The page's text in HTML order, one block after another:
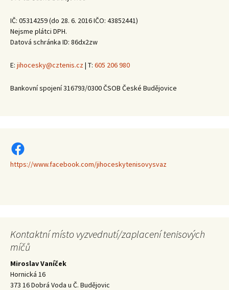
IČ: 05314259 (do 28. 6. 2016 IČO: 43852441)
Nejsme plátci DPH.
Datová schránka ID: 86dx2zw
E: jihocesky@cztenis.cz| T: 605 206 980
Bankovní spojení 316793/0300 ČSOB České Budějovice
https://www.facebook.com/jihoceskytenisovysvaz
https://www.facebook.com/jihoceskytenisovysvaz
Kontaktní místo vyzvednutí/zaplacení tenisových
míčů
Miroslav Vaníček
Hornická 16
373 16 Dobrá Voda u Č. Budějovic